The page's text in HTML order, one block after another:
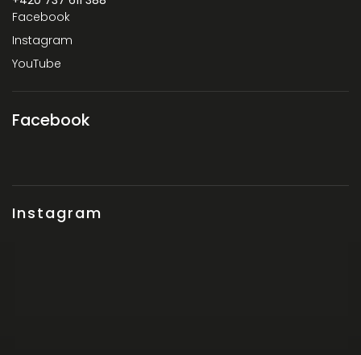
Instagram
Facebook
Instagram
YouTube
Facebook